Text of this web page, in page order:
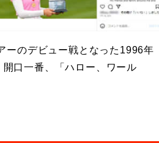
のデビュー戦となった1996年
口一番、「ハロー、ワール